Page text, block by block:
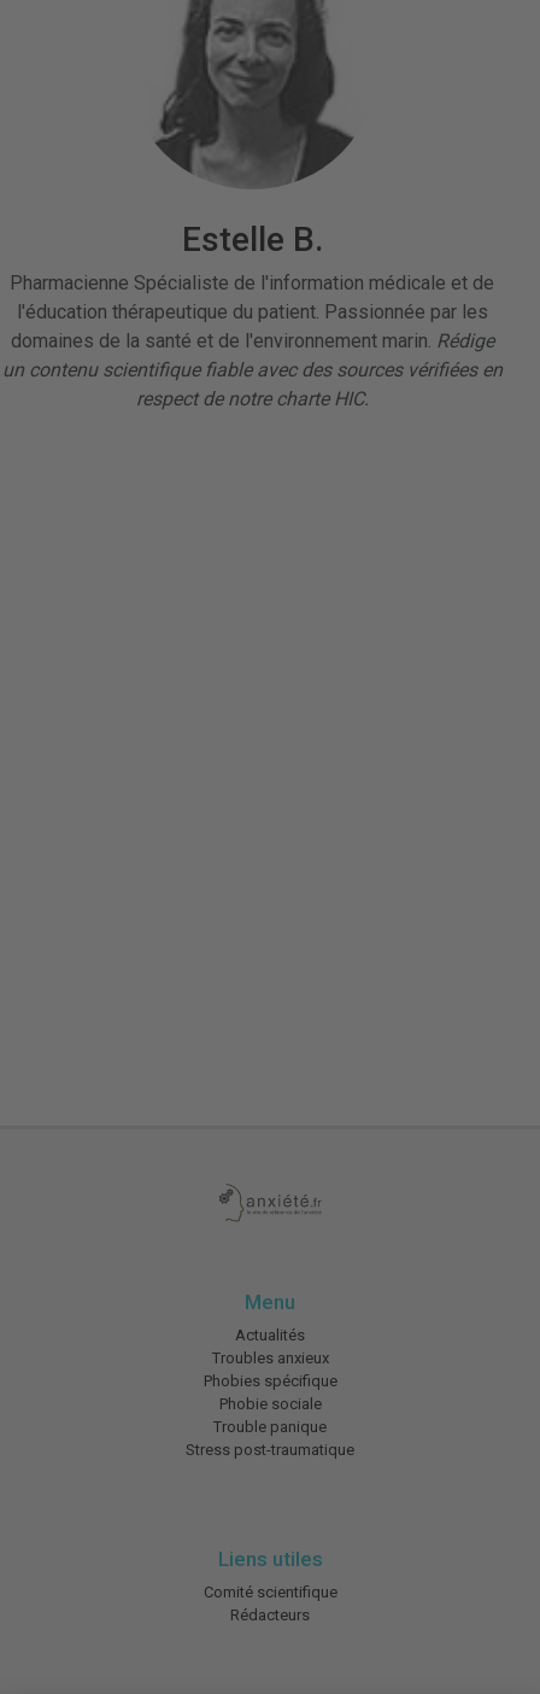
Estelle B.
Pharmacienne Spécialiste de l'information médicale et de
l'éducation thérapeutique du patient. Passionnée par les
domaines de la santé et de l'environnement marin. Rédige
un contenu scientifique fiable avec des sources vérifiées en
respect de notre charte HIC.
Menu
Actualités
Troubles anxieux
Phobies spécifique
Phobie sociale
Trouble panique
Stress post-traumatique
Liens utiles
Comité scientifique
Rédacteurs